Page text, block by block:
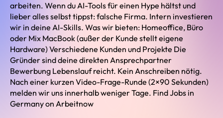
arbeiten. Wenn du AI-Tools für einen Hype hältst und
lieber alles selbst tippst: falsche Firma. Intern investieren
wir in deine AI-Skills. Was wir bieten: Homeoffice, Büro
oder Mix MacBook (außer der Kunde stellt eigene
Hardware) Verschiedene Kunden und Projekte Die
Gründer sind deine direkten Ansprechpartner
Bewerbung Lebenslauf reicht. Kein Anschreiben nötig.
Nach einer kurzen Video-Frage-Runde (2×90 Sekunden)
melden wir uns innerhalb weniger Tage. Find Jobs in
Germany on Arbeitnow